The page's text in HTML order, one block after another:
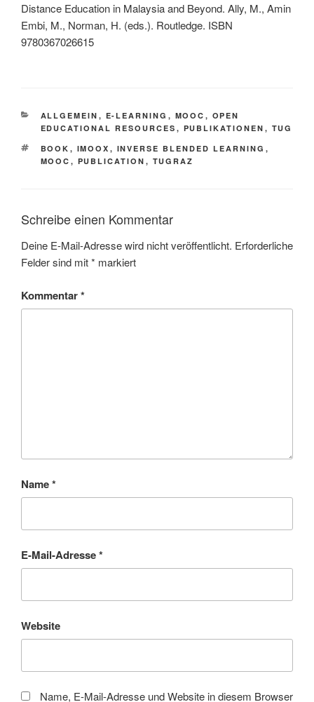
Distance Education in Malaysia and Beyond. Ally, M., Amin
Embi, M., Norman, H. (eds.). Routledge. ISBN
9780367026615
KATEGORIEN
ALLGEMEIN , E-LEARNING , MOOC , OPEN
EDUCATIONAL RESOURCES , PUBLIKATIONEN , TUG
SCHLAGWÖRTER
BOOK , IMOOX , INVERSE BLENDED LEARNING ,
MOOC , PUBLICATION , TUGRAZ
Schreibe einen Kommentar
Deine E-Mail-Adresse wird nicht veröffentlicht. Erforderliche
Felder sind mit* markiert
Kommentar*
Name*
E-Mail-Adresse*
Website
Name, E-Mail-Adresse und Website in diesem Browser